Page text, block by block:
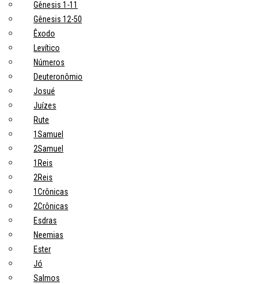
Gênesis 1-11
Gênesis 12-50
Êxodo
Levítico
Números
Deuteronômio
Josué
Juízes
Rute
1Samuel
2Samuel
1Reis
2Reis
1Crônicas
2Crônicas
Esdras
Neemias
Ester
Jó
Salmos